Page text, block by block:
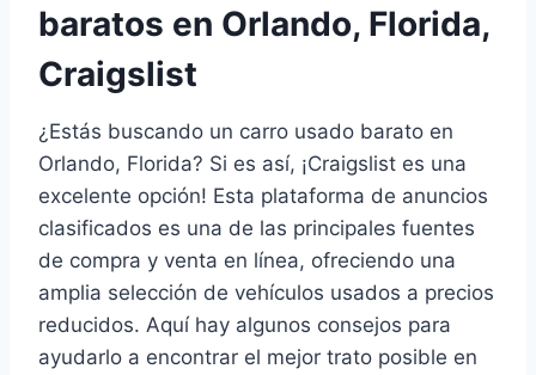
baratos en Orlando, Florida,
Craigslist
¿Estás buscando un carro usado barato en
Orlando, Florida? Si es así, ¡Craigslist es una
excelente opción! Esta plataforma de anuncios
clasificados es una de las principales fuentes
de compra y venta en línea, ofreciendo una
amplia selección de vehículos usados a precios
reducidos. Aquí hay algunos consejos para
ayudarlo a encontrar el mejor trato posible en